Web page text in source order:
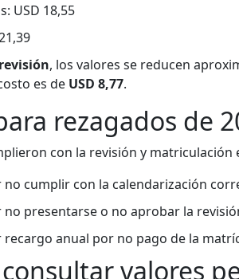
USD 18,55
, los valores se reducen
es de USD 8,77.
rezagados de
con la revisión y matriculación
no cumplir con la calendarización
no presentarse o no aprobar la
recargo anual por no pago de la
valores